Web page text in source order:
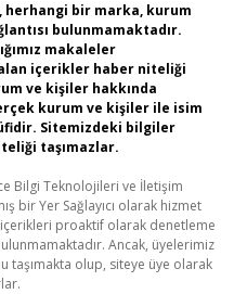
bir marka, kurum
bulunmamaktadır.
makaleler
içerikler haber niteliği
ve kişiler hakkında
kurum ve kişiler ile isim
Sitemizdeki bilgiler
taşımazlar.
Bilgi Teknolojileri ve İletişim
bir Yer Sağlayıcı olarak hizmet
proaktif olarak denetleme
Ancak, üyelerimiz
taşımakta olup, siteye üye olarak